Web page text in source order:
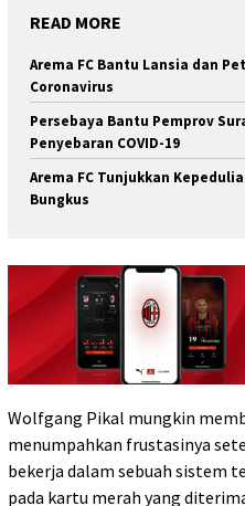
READ MORE
Arema FC Bantu Lansia dan
Coronavirus
Persebaya Bantu Pemprov
Penyebaran COVID-19
Arema FC Tunjukkan
Bungkus
Wolfgang Pikal mungkin
menumpahkan frustasinya
bekerja dalam sebuah sistem
pada kartu merah yang